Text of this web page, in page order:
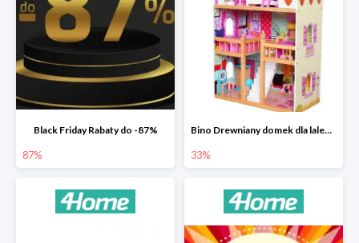
Black Friday Rabaty do -87%
87%
Bino Drewniany domek dla lalek z mebelkami -33%
33%